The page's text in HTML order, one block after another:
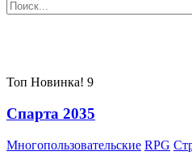
Топ Новинка! 9
Спарта 2035
Многопользовательские RPG